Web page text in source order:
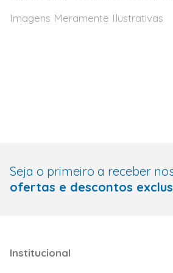
Imagens Meramente Ilustrativas
Seja o primeiro a receber
ofertas e descontos
Institucional